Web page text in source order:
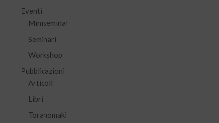
Eventi
Miniseminar
Seminari
Workshop
Pubblicazioni
Articoli
Libri
Toranomaki